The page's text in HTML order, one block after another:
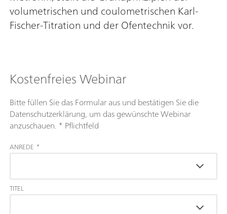
volumetrischen und coulometrischen Karl-
Fischer-Titration und der Ofentechnik vor.
Kostenfreies Webinar
Bitte füllen Sie das Formular aus und bestätigen Sie die
Datenschutzerklärung, um das gewünschte Webinar
anzuschauen. * Pflichtfeld
ANREDE *
TITEL